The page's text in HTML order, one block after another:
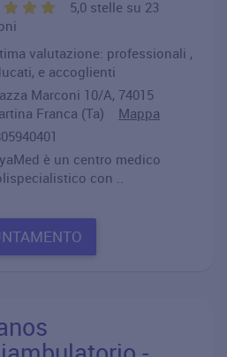
5,0 stelle su 23
valutazione: professionali ,
e accoglienti
Marconi 10/A, 74015
Franca (Ta) Mappa
è un centro medico
con ..